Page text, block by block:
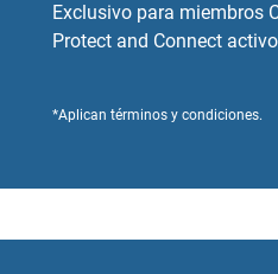
Exclusivo para miembros
Protect and Connect
*Aplican términos y condiciones.